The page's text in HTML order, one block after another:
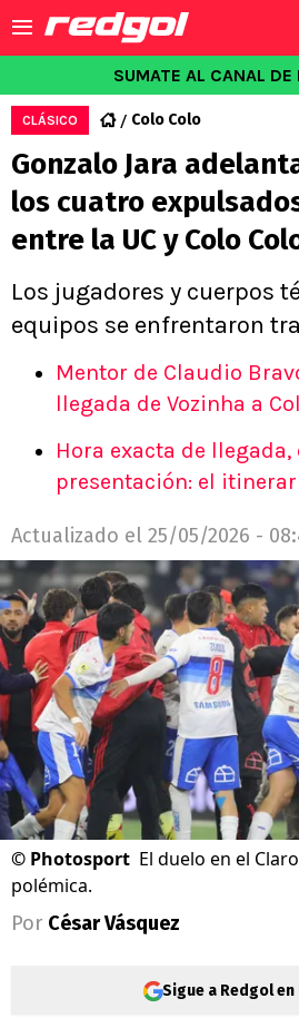
SUMATE AL CANAL DE
CLÁSICO Colo Colo
Gonzalo Jara
los cuatro
entre la UC y Colo
Los jugadores y cuerpos
equipos se enfrentaron
Mentor de Claudio
llegada de Vozinha a
Hora exacta de llegada,
presentación: el
Actualizado el 25/05/2026 -
© Photosport El duelo en el
polémica.
Por César Vásquez
Sigue a Redgol